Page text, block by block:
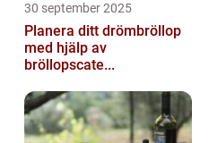
30 september 2025
Planera ditt drömbröllop
med hjälp av
bröllopscate...